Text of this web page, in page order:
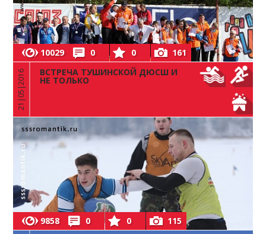
10029 0 0 161
21|05|2016 ВСТРЕЧА ТУШИНСКОЙ ДЮСШ И
НЕ ТОЛЬКО
9858 0 0 115